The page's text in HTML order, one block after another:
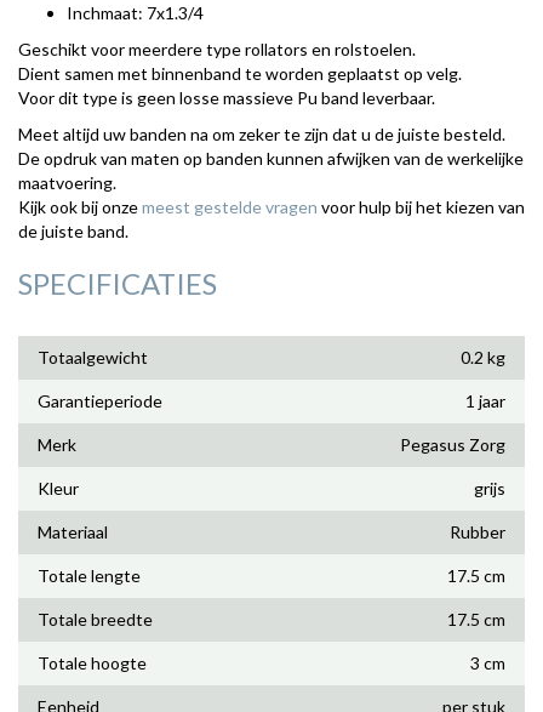
Inchmaat: 7x1.3/4
Geschikt voor meerdere type rollators en rolstoelen.
Dient samen met binnenband te worden geplaatst op velg.
Voor dit type is geen losse massieve Pu band leverbaar.
Meet altijd uw banden na om zeker te zijn dat u de juiste besteld.
De opdruk van maten op banden kunnen afwijken van de werkelijke
maatvoering.
Kijk ook bij onzemeest gestelde vragen voor hulp bij het kiezen van
de juiste band.
SPECIFICATIES
Totaalgewicht 0.2 kg
Garantieperiode 1 jaar
Merk Pegasus Zorg
Kleur grijs
Materiaal Rubber
Totale lengte 17.5 cm
Totale breedte 17.5 cm
Totale hoogte 3 cm
Eenheid per stuk